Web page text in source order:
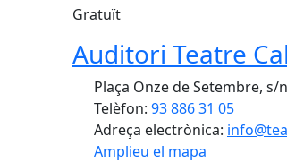
Gratuït
Auditori Teatre
Plaça Onze de Setembre, s/
Telèfon: 93 886 31 05
Adreça electrònica:
Amplieu el mapa